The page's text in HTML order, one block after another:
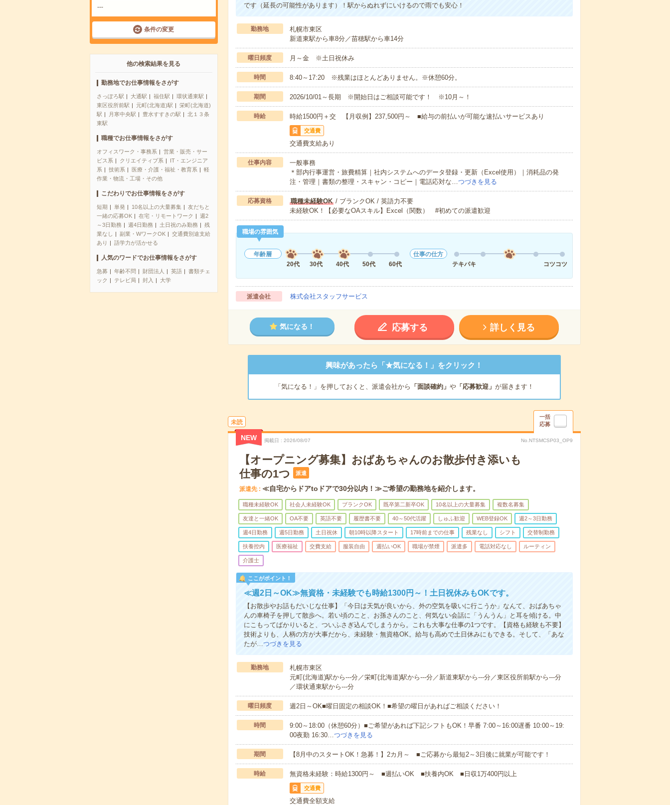
---
条件の変更
他の検索結果を見る
勤務地でお仕事情報をさがす
さっぽろ駅 大通駅 福住駅
環状通東駅
東区役所前駅
元町(北海道)駅
栄町(北海道)
駅
月寒中央駅 豊水すすきの駅
北１３条
東駅
職種でお仕事情報をさがす
オフィスワーク・事務系
営業・販売・サー
ビス系
クリエイティブ系
IT・エンジニア
系
技術系 医療・介護・福祉・教育系
軽
作業・物流・工場・その他
こだわりでお仕事情報をさがす
短期 単発 10名以上の大量募集
友だちと
一緒の応募OK
在宅・リモートワーク
週2
～3日勤務
週4日勤務 土日祝のみ勤務
残
業なし
副業・WワークOK
交通費別途支給
あり
語学力が活かせる
人気のワードでお仕事情報をさがす
急募 年齢不問 財団法人 英語
書類チェ
ック
テレビ局 封入 大学
です（延長の可能性があります）！駅からぬれずにいけるので雨でも安心！
勤務地
札幌市東区
新道東駅から車8分／苗穂駅から車14分
曜日頻度 月～金 ※土日祝休み
時間 8:40～17:20 ※残業はほとんどありません。※休憩60分。
期間 2026/10/01～長期 ※開始日はご相談可能です！ ※10月～！
時給 時給1500円＋交 【月収例】237,500円～ ■給与の前払いが可能な速払いサービスあり
交通費
交通費支給あり
仕事内容
一般事務
＊部内行事運営・旅費精算｜社内システムへのデータ登録・更新（Excel使用）｜消耗品の発
注・管理｜書類の整理・スキャン・コピー｜電話応対な…つづきを見る
応募資格 職種未経験OK/ ブランクOK / 英語力不要
未経験OK！【必要なOAスキル】Excel（関数） #初めての派遣歓迎
職場の雰囲気
年齢層
20代
30代 40代 50代 60代
仕事の仕方
テキパキ
コツコツ
派遣会社 株式会社スタッフサービス
気になる！ 応募する 詳しく見る
興味があったら「★気になる！」をクリック！
「気になる！」を押しておくと、派遣会社から 「面談確約」 や「応募歓迎」 が届きます！
未読
一括
応募
NEW 掲載日 2026/08/07 No.NTSMCSP03_OP9
【オープニング募集】おばあちゃんのお散歩付き添いも
仕事の1つ
派遣
派遣先 ≪自宅からドアtoドアで30分以内！≫ご希望の勤務地を紹介します。
職種未経験OK 社会人未経験OK ブランクOK 既卒第二新卒OK 10名以上の大量募集 複数名募集
友達と一緒OK OA不要 英語不要 履歴書不要 40～50代活躍 しゅふ歓迎 WEB登録OK 週2～3日勤務
週4日勤務 週5日勤務 土日祝休 朝10時以降スタート 17時前までの仕事 残業なし シフト 交替制勤務
扶養控内 医療福祉 交費支給 服装自由 週払いOK 職場が禁煙 派遣多 電話対応なし ルーティン
介護士
ここがポイント！
≪週2日～OK≫無資格・未経験でも時給1300円～！土日祝休みもOKです。
【お散歩やお話もだいじな仕事】「今日は天気が良いから、外の空気を吸いに行こうか」なんて、おばあちゃ
んの車椅子を押して散歩へ。若い頃のこと、お孫さんのこと、何気ない会話に「うんうん」と耳を傾ける。中
にこもってばかりいると、ついふさぎ込んでしまうから。これも大事な仕事の1つです。【資格も経験も不要】
技術よりも、人柄の方が大事だから、未経験・無資格OK。給与も高めで土日休みにもできる。そして、「あな
たが… つづきを見る
勤務地
札幌市東区
元町(北海道)駅から---分／栄町(北海道)駅から---分／新道東駅から---分／東区役所前駅から---分
／環状通東駅から---分
曜日頻度 週2日～OK■曜日固定の相談OK！■希望の曜日があればご相談ください！
時間
9:00～18:00（休憩60分）■ご希望があれば下記シフトもOK！早番 7:00～16:00遅番 10:00～19:
00夜勤 16:30… つづきを見る
期間 【8月中のスタートOK！急募！】2カ月～ ■ご応募から最短2～3日後に就業が可能です！
時給 無資格未経験：時給1300円～ ■週払いOK ■扶養内OK ■日収1万400円以上
交通費
交通費全額支給